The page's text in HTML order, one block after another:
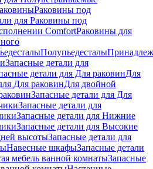
Раковины под
для Раковины под
ComfortPаковины для
Полупьедесталы
Запасные детали для
детали для Для раковинДля
Для раковинДля двойной
Запасные детали для Для
Запасные детали для
Запасные детали для Нижние
Запасные детали для Высокие
высотыЗапасные детали для
Навесные шкафыЗапасные детали
мебель ванной комнатыЗапасные